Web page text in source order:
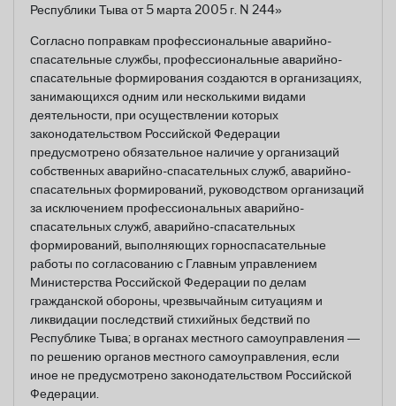
Республики Тыва от 5 марта 2005 г. N 244»
Согласно поправкам профессиональные аварийно-
спасательные службы, профессиональные аварийно-
спасательные формирования создаются в организациях,
занимающихся одним или несколькими видами
деятельности, при осуществлении которых
законодательством Российской Федерации
предусмотрено обязательное наличие у организаций
собственных аварийно-спасательных служб, аварийно-
спасательных формирований, руководством организаций
за исключением профессиональных аварийно-
спасательных служб, аварийно-спасательных
формирований, выполняющих горноспасательные
работы по согласованию с Главным управлением
Министерства Российской Федерации по делам
гражданской обороны, чрезвычайным ситуациям и
ликвидации последствий стихийных бедствий по
Республике Тыва; в органах местного самоуправления —
по решению органов местного самоуправления, если
иное не предусмотрено законодательством Российской
Федерации.